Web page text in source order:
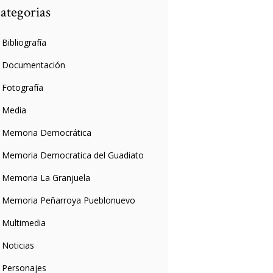
Bibliografía
Documentación
Fotografía
Media
Memoria Democrática
Memoria Democratica del Guadiato
Memoria La Granjuela
Memoria Peñarroya Pueblonuevo
Multimedia
Noticias
Personajes